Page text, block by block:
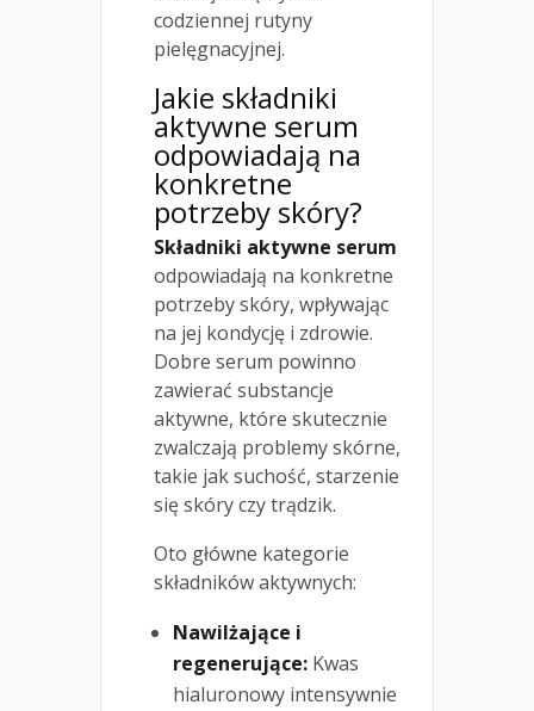
codziennej rutyny
pielęgnacyjnej.
Jakie składniki
aktywne serum
odpowiadają na
konkretne
potrzeby skóry?
Składniki aktywne serum
odpowiadają na konkretne
potrzeby skóry, wpływając
na jej kondycję i zdrowie.
Dobre serum powinno
zawierać substancje
aktywne, które skutecznie
zwalczają problemy skórne,
takie jak suchość, starzenie
się skóry czy trądzik.
Oto główne kategorie
składników aktywnych:
Nawilżające i
regenerujące: Kwas
hialuronowy intensywnie